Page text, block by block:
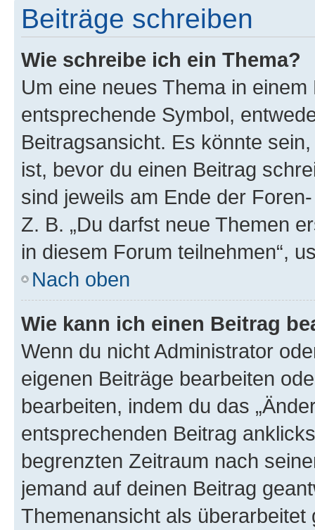
Beiträge schreiben
Wie schreibe ich ein Thema?
Um eine neues Thema in
entsprechende Symbol,
Beitragsansicht. Es könnte
ist, bevor du einen Beitrag
sind jeweils am Ende der
Z. B. „Du darfst neue Themen
in diesem Forum teilnehmen“,
Nach oben
Wie kann ich einen Beitrag
Wenn du nicht Administrator
eigenen Beiträge bearbeiten
bearbeiten, indem du das
entsprechenden Beitrag
begrenzten Zeitraum nach
jemand auf deinen Beitrag
Themenansicht als